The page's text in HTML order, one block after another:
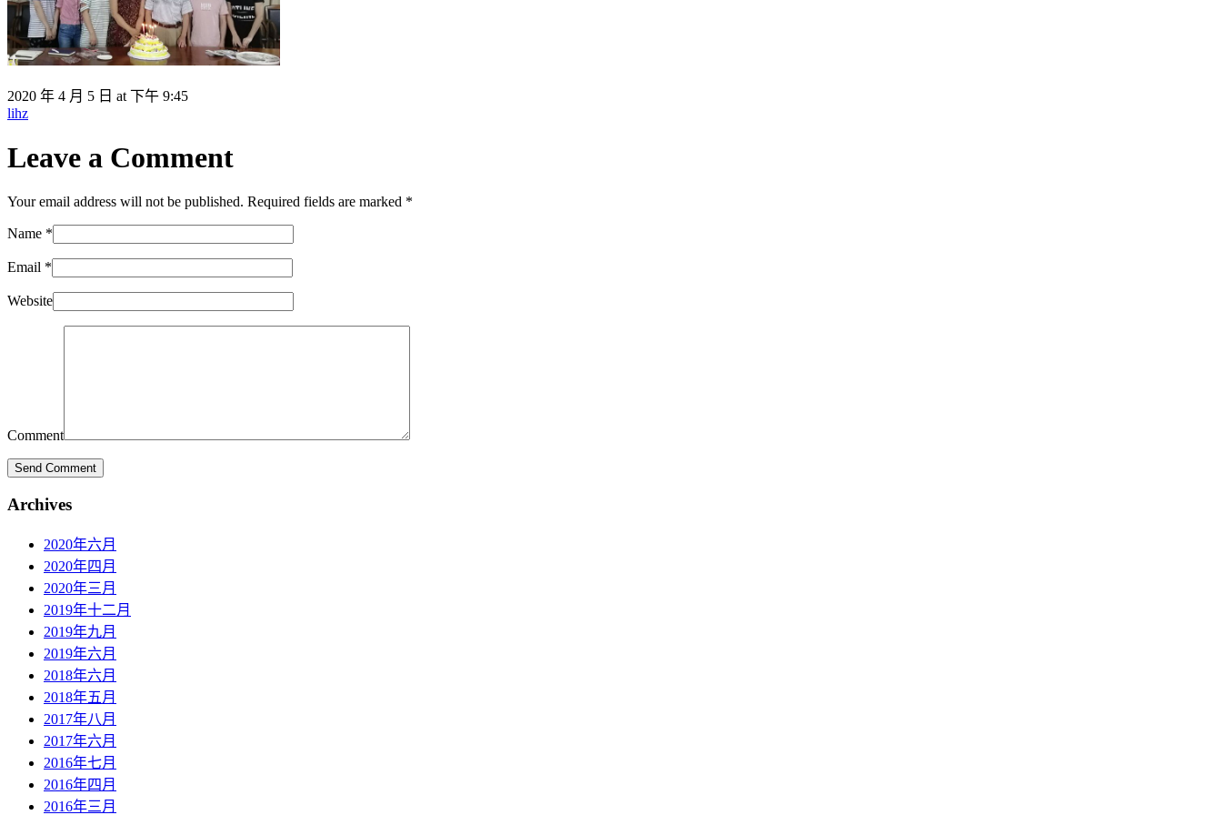
2020 年 4 月 5 日 at 下午 9:45
lihz
Leave a Comment
Your email address will not be published. Required fields are marked *
Name *
Email *
Website
Comment
Archives
2020年六月
2020年四月
2020年三月
2019年十二月
2019年九月
2019年六月
2018年六月
2018年五月
2017年八月
2017年六月
2016年七月
2016年四月
2016年三月